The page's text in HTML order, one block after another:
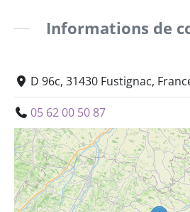
Informations de
D 96c, 31430 Fustignac,
05 62 00 50 87